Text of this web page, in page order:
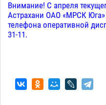
Внимание! С апреля
Астрахани ОАО «МРСК
телефона оперативной
31-11.